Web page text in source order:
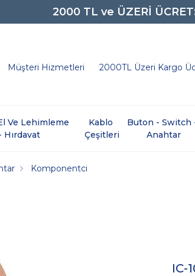
2000 TL ve ÜZERİ
0850 242
Müşteri Hizmetleri 2000TL Üzeri Kargo
Ve Lehimleme
Kablo
Çeşitleri
Buton - Switch
Anahtar
Komponentci
IC-